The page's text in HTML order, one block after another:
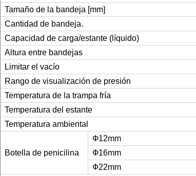
Tamaño de la bandeja [mm]
Cantidad de bandeja.
Capacidad de carga/estante (líquido)
Altura entre bandejas
Limitar el vacío
Rango de visualización de presión
Temperatura de la trampa fría
Temperatura del estante
Temperatura ambiental
Botella de penicilina
Ф12mm
Ф16mm
Ф22mm